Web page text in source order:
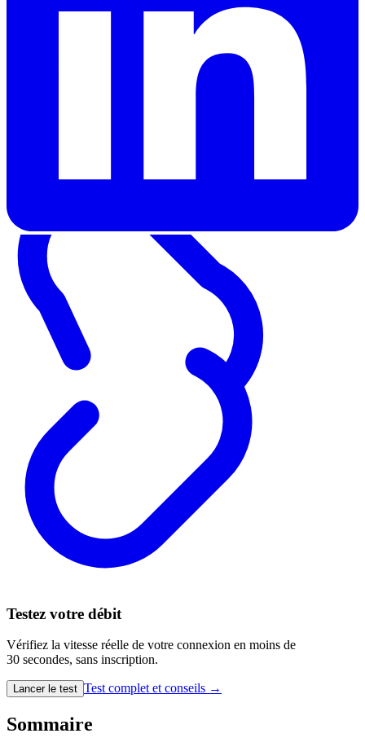
Testez votre débit
Vérifiez la vitesse réelle de votre connexion en moins de
30 secondes, sans inscription.
Lancer le test Test complet et conseils →
Sommaire